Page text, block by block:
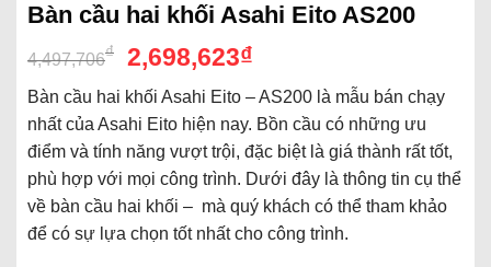
Bàn cầu hai khối Asahi Eito AS200
4,497,706₫ 2,698,623₫
Bàn cầu hai khối Asahi Eito – AS200 là mẫu bán chạy
nhất của Asahi Eito hiện nay. Bồn cầu có những ưu
điểm và tính năng vượt trội, đặc biệt là giá thành rất tốt,
phù hợp với mọi công trình. Dưới đây là thông tin cụ thể
về bàn cầu hai khối – mà quý khách có thể tham khảo
để có sự lựa chọn tốt nhất cho công trình.